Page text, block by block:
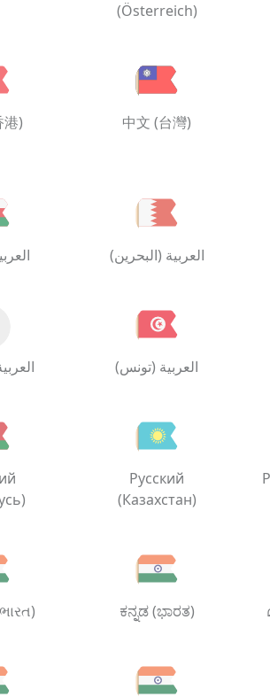
(Österreich)
港) 中文 (台灣)
العربية (البحرين)
العربية (تونس)
Русский
(Казахстан)
ಕನ್ನಡ (ಭಾರತ)